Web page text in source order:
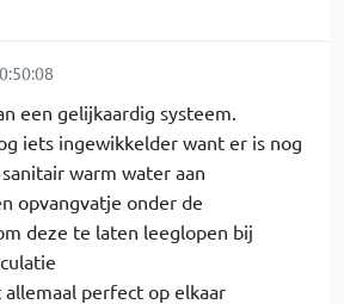
een gelijkaardig systeem.
iets ingewikkelder want er is nog
warm water aan
opvangvatje onder de
deze te laten leeglopen bij
perfect op elkaar